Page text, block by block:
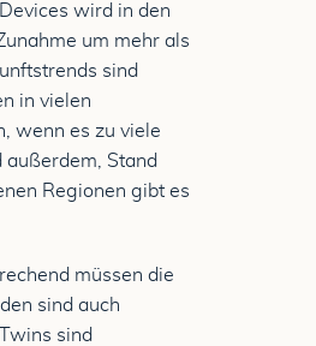
wird in den
um mehr als
sind
in vielen
wenn es zu viele
Stand
Regionen gibt es
müssen die
sind auch
sind